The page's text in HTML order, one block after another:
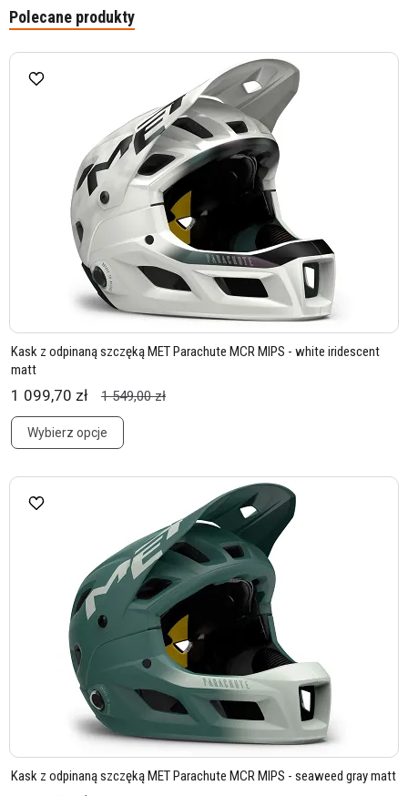
Polecane produkty
Kask z odpinaną szczęką MET Parachute MCR MIPS - white iridescent
matt
1 099,70 zł 1 549,00 zł
Wybierz opcje
Kask z odpinaną szczęką MET Parachute MCR MIPS - seaweed gray matt